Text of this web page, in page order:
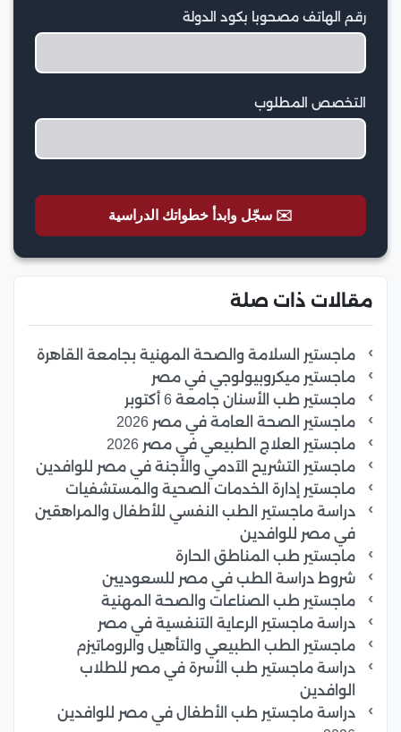
رقم الهاتف مصحوبا بكود الدولة
التخصص المطلوب
✉️ سجّل وابدأ خطواتك الدراسية
مقالات ذات صلة
ماجستير السلامة والصحة المهنية بجامعة القاهرة
ماجستير ميكروبيولوجي في مصر
ماجستير طب الأسنان جامعة 6 أكتوبر
ماجستير الصحة العامة في مصر 2026
ماجستير العلاج الطبيعي في مصر 2026
ماجستير التشريح الآدمي والأجنة في مصر للوافدين
ماجستير إدارة الخدمات الصحية والمستشفيات
دراسة ماجستير الطب النفسي للأطفال والمراهقين
في مصر للوافدين
ماجستير طب المناطق الحارة
شروط دراسة الطب في مصر للسعوديين
ماجستير طب الصناعات والصحة المهنية
دراسة ماجستير الرعاية التنفسية في مصر
ماجستير الطب الطبيعي والتأهيل والروماتيزم
دراسة ماجستير طب الأسرة في مصر للطلاب
الوافدين
دراسة ماجستير طب الأطفال في مصر للوافدين